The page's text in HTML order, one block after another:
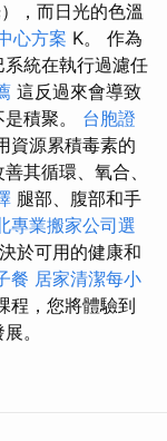
，而日光的色溫
心方案 K。 作為
統在執行過濾任
這反過來會導致
積聚。 台胞證
資源累積毒素的
其循環、氧合、
腿部、腹部和手
專業搬家公司選
於可用的健康和
餐 居家清潔每小
程，您將體驗到
。